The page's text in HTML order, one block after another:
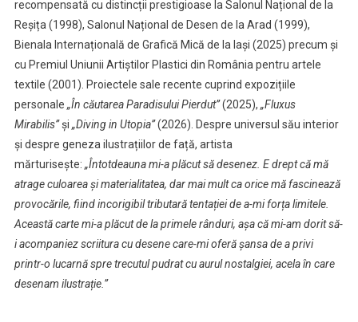
recompensată cu distincții prestigioase la Salonul Național de la
Reșița (1998), Salonul Național de Desen de la Arad (1999),
Bienala Internațională de Grafică Mică de la Iași (2025) precum și
cu Premiul Uniunii Artiștilor Plastici din România pentru artele
textile (2001). Proiectele sale recente cuprind expozițiile
personale „În căutarea Paradisului Pierdut”(2025), „Fluxus
Mirabilis”și „Diving in Utopia”(2026). Despre universul său interior
și despre geneza ilustrațiilor de față, artista
mărturisește: „Întotdeauna mi-a plăcut să desenez. E drept că mă
atrage culoarea și materialitatea, dar mai mult ca orice mă fascinează
provocările, fiind incorigibil tributară tentației de a-mi forța limitele.
Această carte mi-a plăcut de la primele rânduri, așa că mi-am dorit să-
i acompaniez scriitura cu desene care-mi oferă șansa de a privi
printr-o lucarnă spre trecutul pudrat cu aurul nostalgiei, acela în care
desenam ilustrație.”